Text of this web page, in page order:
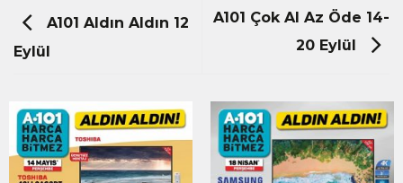
A101 Aldın Aldın 12
Eylül
A101 Çok Al Az Öde 14-
20 Eylül